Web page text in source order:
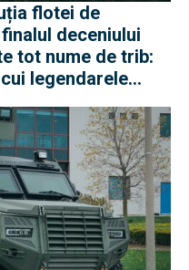
flotei de
deceniului
tot nume de trib:
legendarele